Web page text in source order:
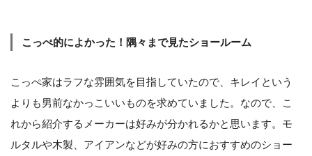
こっぺ的によかった！隅々まで見たショールーム
こっぺ家はラフな雰囲気を目指していたので、キレイという
よりも男前なかっこいいものを求めていました。なので、こ
れから紹介するメーカーは好みが分かれるかと思います。モ
ルタルや木製、アイアンなどが好みの方におすすめのショー